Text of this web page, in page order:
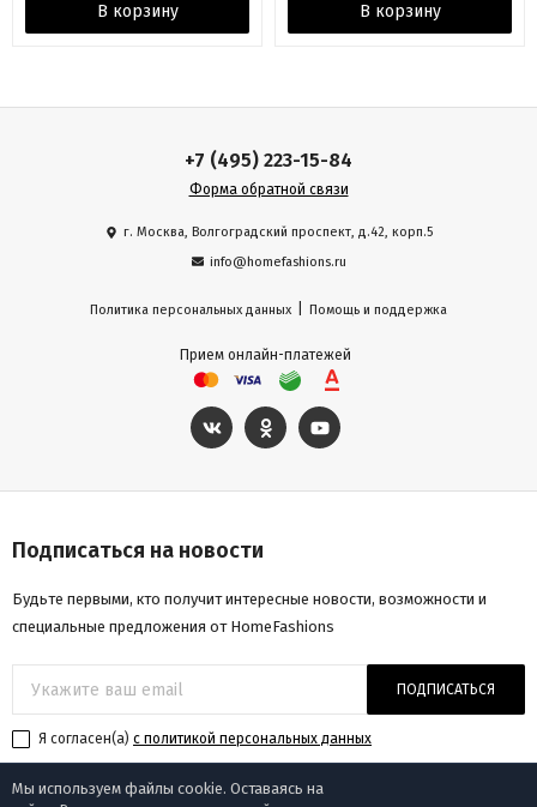
В корзину В корзину
+7 (495) 223-15-84
Форма обратной связи
г. Москва, Волгоградский проспект, д.42, корп.5
info@homefashions.ru
Политика персональных данных Помощь и поддержка
Прием онлайн-платежей
Подписаться на новости
Будьте первыми, кто получит интересные новости, возможности и
специальные предложения от HomeFashions
ПОДПИСАТЬСЯ
Я согласен(a) с политикой персональных данных
Мы используем файлы cookie. Оставаясь на